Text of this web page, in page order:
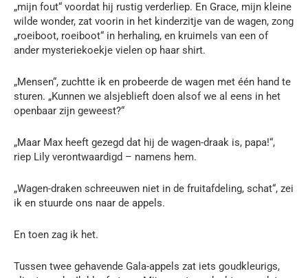
„mijn fout“ voordat hij rustig verderliep. En Grace, mijn kleine
wilde wonder, zat voorin in het kinderzitje van de wagen, zong
„roeiboot, roeiboot“ in herhaling, en kruimels van een of
ander mysteriekoekje vielen op haar shirt.
„Mensen“, zuchtte ik en probeerde de wagen met één hand te
sturen. „Kunnen we alsjeblieft doen alsof we al eens in het
openbaar zijn geweest?“
„Maar Max heeft gezegd dat hij de wagen-draak is, papa!“,
riep Lily verontwaardigd – namens hem.
„Wagen-draken schreeuwen niet in de fruitafdeling, schat“, zei
ik en stuurde ons naar de appels.
En toen zag ik het.
Tussen twee gehavende Gala-appels zat iets goudkleurigs,